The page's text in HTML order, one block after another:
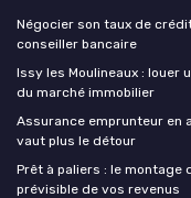
Négocier son taux de
conseiller bancaire
Issy les Moulineaux : louer
du marché immobilier
Assurance emprunteur en
vaut plus le détour
Prêt à paliers : le montage
prévisible de vos revenus